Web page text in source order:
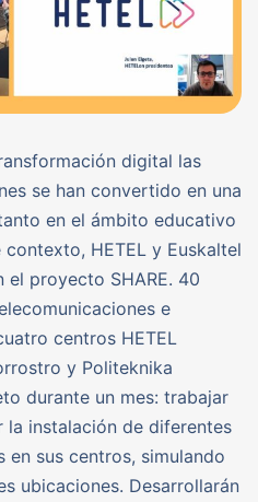
digital las
se han convertido en una
en el ámbito educativo
HETEL y Euskaltel
el proyecto SHARE. 40
e
centros HETEL
y Politeknika
durante un mes: trabajar
la instalación de diferentes
en sus centros, simulando
ubicaciones. Desarrollarán